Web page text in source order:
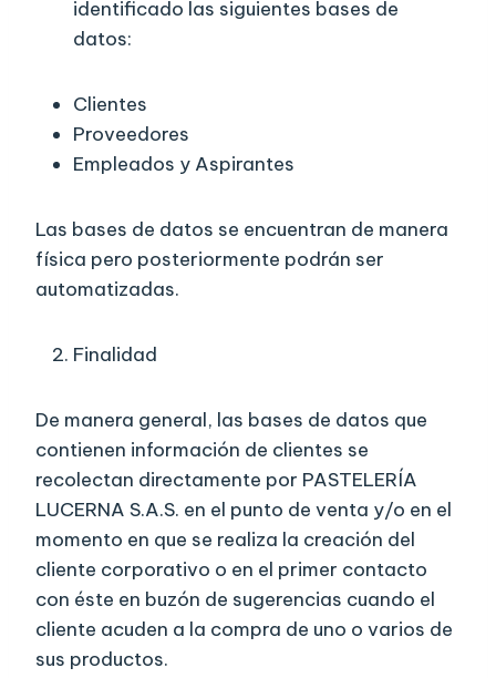
identificado las siguientes bases de
datos:
Clientes
Proveedores
Empleados y Aspirantes
Las bases de datos se encuentran de manera
física pero posteriormente podrán ser
automatizadas.
Finalidad
De manera general, las bases de datos que
contienen información de clientes se
recolectan directamente por PASTELERÍA
LUCERNA S.A.S. en el punto de venta y/o en el
momento en que se realiza la creación del
cliente corporativo o en el primer contacto
con éste en buzón de sugerencias cuando el
cliente acuden a la compra de uno o varios de
sus productos.